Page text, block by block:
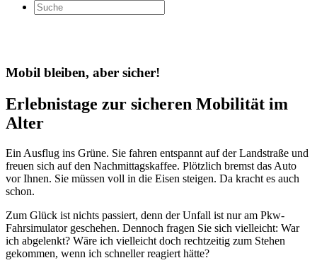
Mobil bleiben, aber sicher!
Erlebnistage zur sicheren Mobilität im
Alter
Ein Ausflug ins Grüne. Sie fahren entspannt auf der Landstraße und
freuen sich auf den Nachmittagskaffee. Plötzlich bremst das Auto
vor Ihnen. Sie müssen voll in die Eisen steigen. Da kracht es auch
schon.
Zum Glück ist nichts passiert, denn der Unfall ist nur am Pkw-
Fahrsimulator geschehen. Dennoch fragen Sie sich vielleicht: War
ich abgelenkt? Wäre ich vielleicht doch rechtzeitig zum Stehen
gekommen, wenn ich schneller reagiert hätte?